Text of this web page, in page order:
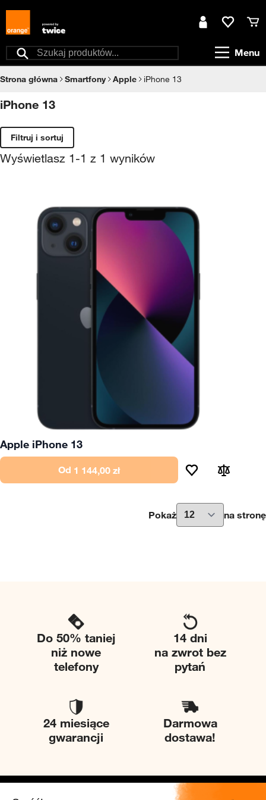
Przejdź do treści
Menu
Szukaj
Moje kontoUlubione
Strona główna Smartfony Apple iPhone 13
iPhone 13
Filtruj i sortuj
Wyświetlasz 1-1 z 1 wyników
Apple iPhone 13
Od 1 144,00 zł
Pokaż na stronę
Do 50% taniej
niż nowe
telefony
14 dni
na zwrot bez
pytań
24 miesiące
gwarancji
Darmowa
dostawa!